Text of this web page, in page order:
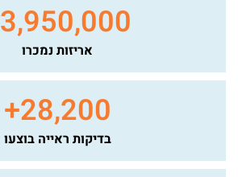
3,950,000
אריזות נמכרו
28,200
+
בדיקות ראייה בוצעו